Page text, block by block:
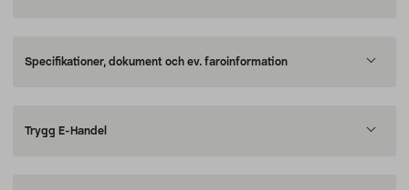
Specifikationer, dokument och ev. faroinformation
Trygg E-Handel